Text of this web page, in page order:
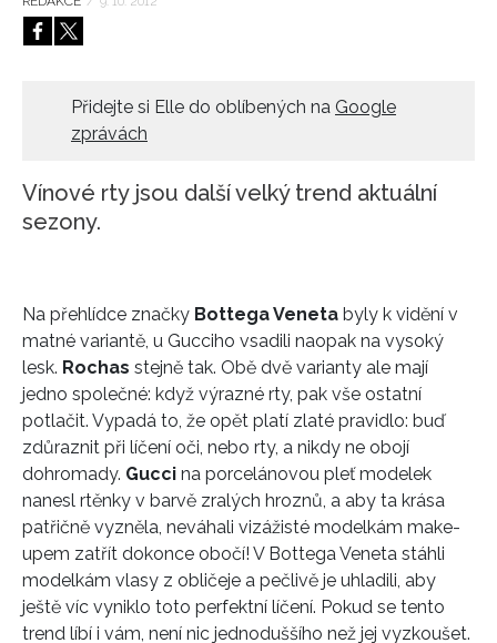
HOME
Přidejte si Elle do oblíbených na Google
zprávách
Vínové rty jsou další velký trend aktuální
sezony.
Na přehlídce značky Bottega Veneta byly k vidění v
matné variantě, u Gucciho vsadili naopak na vysoký
lesk. Rochas stejně tak. Obě dvě varianty ale mají
jedno společné: když výrazné rty, pak vše ostatní
potlačit. Vypadá to, že opět platí zlaté pravidlo: buď
zdůraznit při líčení oči, nebo rty, a nikdy ne obojí
dohromady. Gucci na porcelánovou pleť modelek
nanesl rtěnky v barvě zralých hroznů, a aby ta krása
patřičně vyzněla, neváhali vizážisté modelkám make-
upem zatřít dokonce obočí! V Bottega Veneta stáhli
modelkám vlasy z obličeje a pečlivě je uhladili, aby
ještě víc vyniklo toto perfektní líčení. Pokud se tento
trend líbí i vám, není nic jednoduššího než jej vyzkoušet.